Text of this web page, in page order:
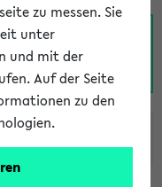
N O
Y
Z
zu messen. Sie
unter
und mit der
Auf der Seite
zu den